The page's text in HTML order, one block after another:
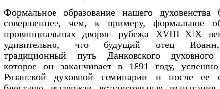
Формальное образование нашего духовенства
совершеннее, чем, к примеру, формальное
провинциальных дворян рубежа XVIII–XIX
удивительно, что будущий отец
традиционный путь Данковского
которое он заканчивает в 1891 году,
Рязанской духовной семинарии и после ее